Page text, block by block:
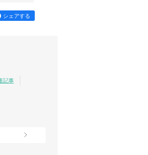
シェアする
記事